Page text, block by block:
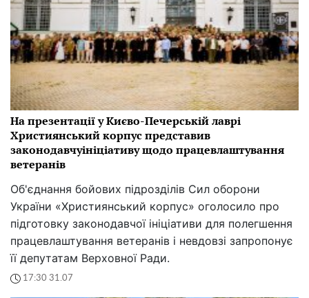
На презентації у Києво-Печерській лаврі
Християнський корпус представив
законодавчуініціативу щодо працевлаштування
ветеранів
Об'єднання бойових підрозділів Сил оборони
України «Християнський корпус» оголосило про
підготовку законодавчої ініціативи для полегшення
працевлаштування ветеранів і невдовзі запропонує
її депутатам Верховної Ради.
17:30 31.07